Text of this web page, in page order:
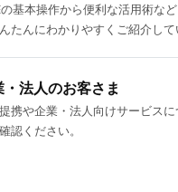
基本操作から便利な活用術な
たんにわかりやすくご紹介して
・法人のお客さま
携や企業・法人向けサービス
認ください。